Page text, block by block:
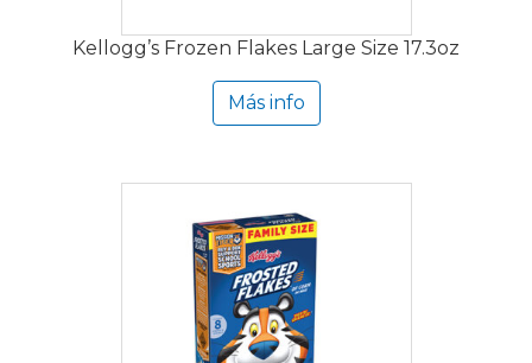
Kellogg’s Frozen Flakes Large Size 17.3oz
Más info